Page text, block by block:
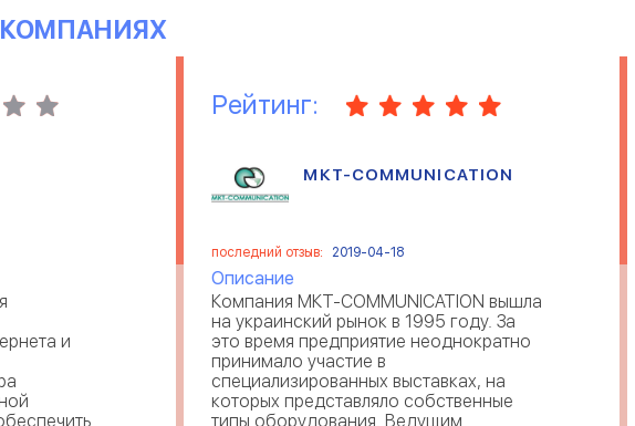
и
Рейтинг:
МКТ-COMMUNICATION
последний отзыв: 2019-04-18
Описание
Компания МКТ-COMMUNICATION вышла
на украинский рынок в 1995 году. За
это время предприятие неоднократно
принимало участие в
специализированных выставках, на
которых представляло собственные
типы оборудования. Ведущим